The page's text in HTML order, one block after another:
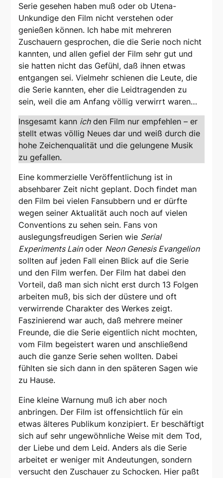
Serie gesehen haben muß oder ob Utena-
Unkundige den Film nicht verstehen oder
genießen können. Ich habe mit mehreren
Zuschauern gesprochen, die die Serie noch nicht
kannten, und allen gefiel der Film sehr gut und
sie hatten nicht das Gefühl, daß ihnen etwas
entgangen sei. Vielmehr schienen die Leute, die
die Serie kannten, eher die Leidtragenden zu
sein, weil die am Anfang völlig verwirrt waren…
Insgesamt kann ichden Film nur empfehlen – er
stellt etwas völlig Neues dar und weiß durch die
hohe Zeichenqualität und die gelungene Musik
zu gefallen.
Eine kommerzielle Veröffentlichung ist in
absehbarer Zeit nicht geplant. Doch findet man
den Film bei vielen Fansubbern und er dürfte
wegen seiner Aktualität auch noch auf vielen
Conventions zu sehen sein. Fans von
auslegungsfreudigen Serien wie Serial
Experiments Lainoder Neon Genesis Evangelion
sollten auf jeden Fall einen Blick auf die Serie
und den Film werfen. Der Film hat dabei den
Vorteil, daß man sich nicht erst durch 13 Folgen
arbeiten muß, bis sich der düstere und oft
verwirrende Charakter des Werkes zeigt.
Faszinierend war auch, daß mehrere meiner
Freunde, die die Serie eigentlich nicht mochten,
vom Film begeistert waren und anschließend
auch die ganze Serie sehen wollten. Dabei
fühlten sie sich dann in den späteren Sagen wie
zu Hause.
Eine kleine Warnung muß ich aber noch
anbringen. Der Film ist offensichtlich für ein
etwas älteres Publikum konzipiert. Er beschäftigt
sich auf sehr ungewöhnliche Weise mit dem Tod,
der Liebe und dem Leid. Anders als die Serie
arbeitet er weniger mit Andeutungen, sondern
versucht den Zuschauer zu Schocken. Hier paßt